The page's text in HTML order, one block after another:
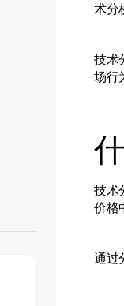
术分
技术
场行
技术
价格
通过